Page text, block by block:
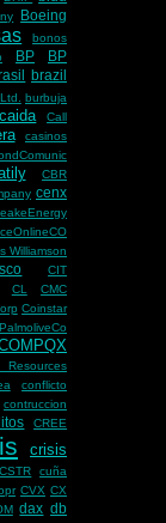
Boeing
bonos
BP
BP
brazil
burbuja
caida
Call
casinos
CBR
cenx
Williamson
CIT
CL
CMC
Coinstar
conflicto
contruccion
CREE
crisis
CSTR cuña
CVX CX
dax db